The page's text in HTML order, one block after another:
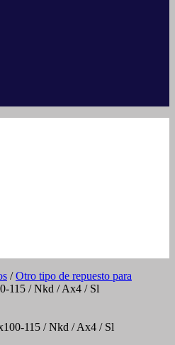
/Otro tipo de repuesto para
115 / Nkd / Ax4 / Sl
115 / Nkd / Ax4 / Sl